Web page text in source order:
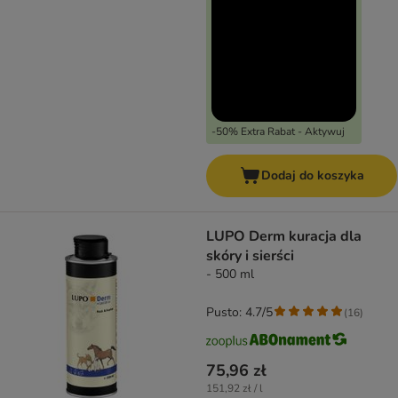
-50% Extra Rabat - Aktywuj
Dodaj do koszyka
LUPO Derm kuracja dla
skóry i sierści
- 500 ml
75,96 zł
151,92 zł / l
Pusto: 4.7/5 (16)